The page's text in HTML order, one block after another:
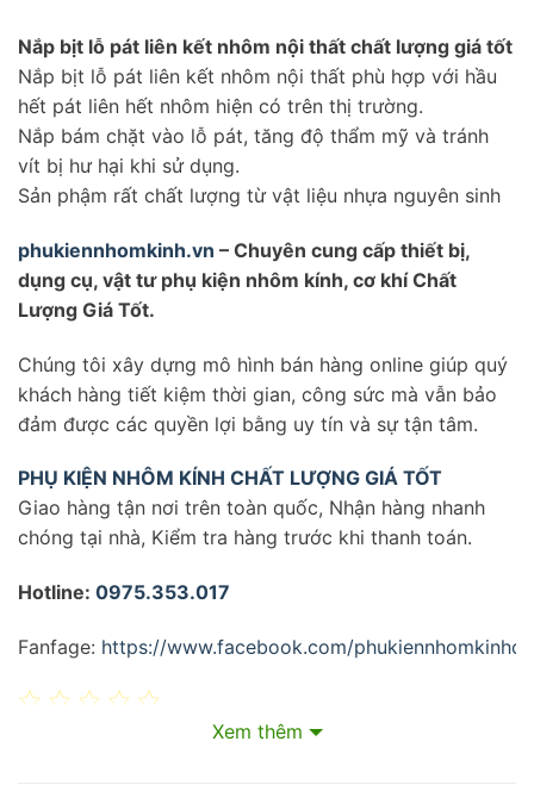
Nắp bịt lỗ pát liên kết nhôm nội thất chất lượng giá tốt
Nắp bịt lỗ pát liên kết nhôm nội thất phù hợp với hầu
hết pát liên hết nhôm hiện có trên thị trường.
Nắp bám chặt vào lỗ pát, tăng độ thẩm mỹ và tránh
vít bị hư hại khi sử dụng.
Sản phậm rất chất lượng từ vật liệu nhựa nguyên sinh
phukiennhomkinh.vn – Chuyên cung cấp thiết bị,
dụng cụ, vật tư phụ kiện nhôm kính, cơ khí Chất
Lượng Giá Tốt.
Chúng tôi xây dựng mô hình bán hàng online giúp quý
khách hàng tiết kiệm thời gian, công sức mà vẫn bảo
đảm được các quyền lợi bằng uy tín và sự tận tâm.
PHỤ KIỆN NHÔM KÍNH CHẤT LƯỢNG GIÁ TỐT
Giao hàng tận nơi trên toàn quốc, Nhận hàng nhanh
chóng tại nhà, Kiểm tra hàng trước khi thanh toán.
Hotline: 0975.353.017
Fanfage: https://www.facebook.com/
Xem thêm